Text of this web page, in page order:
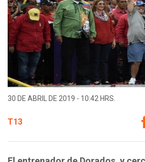
30 DE ABRIL DE 2019 - 10:42 HRS.
T13